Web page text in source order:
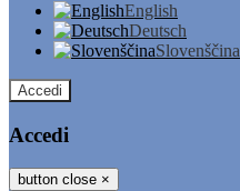
English
Deutsch
Slovenščina
Accedi
Accedi
button close ×